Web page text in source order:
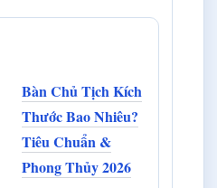
Bàn Chủ Tịch Kích
Thước Bao Nhiêu?
Tiêu Chuẩn &
Phong Thủy 2026